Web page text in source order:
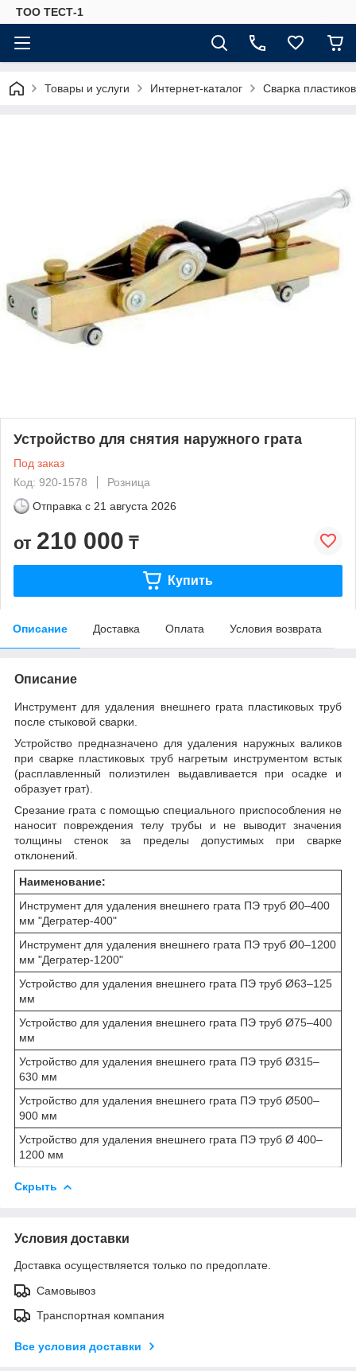
ТОО ТЕСТ-1
Товары и услуги Интернет-каталог Сварка
Устройство для снятия наружного грата
Под заказ
Код: 920-1578
Розница
Отправка с 21 августа 2026
от 210 000 ₸
Купить
Описание Доставка Оплата Условия возврата
Описание
Инструмент для удаления внешнего грата пластиковых труб
после стыковой сварки.
Устройство предназначено для удаления наружных валиков
при сварке пластиковых труб нагретым инструментом встык
(расплавленный полиэтилен выдавливается при осадке и
образует грат).
Срезание грата с помощью специального приспособления не
наносит повреждения телу трубы и не выводит значения
толщины стенок за пределы допустимых при сварке
отклонений.
Наименование:
Инструмент для удаления внешнего грата ПЭ труб Ø0–400
мм "Дегратер-400"
Инструмент для удаления внешнего грата ПЭ труб Ø0–1200
мм "Дегратер-1200"
Устройство для удаления внешнего грата ПЭ труб Ø63–125
мм
Устройство для удаления внешнего грата ПЭ труб Ø75–400
мм
Устройство для удаления внешнего грата ПЭ труб Ø315–
630 мм
Устройство для удаления внешнего грата ПЭ труб Ø500–
900 мм
Устройство для удаления внешнего грата ПЭ труб Ø 400–
1200 мм
Скрыть
Условия доставки
Доставка осуществляется только по предоплате.
Самовывоз
Транспортная компания
Все условия доставки